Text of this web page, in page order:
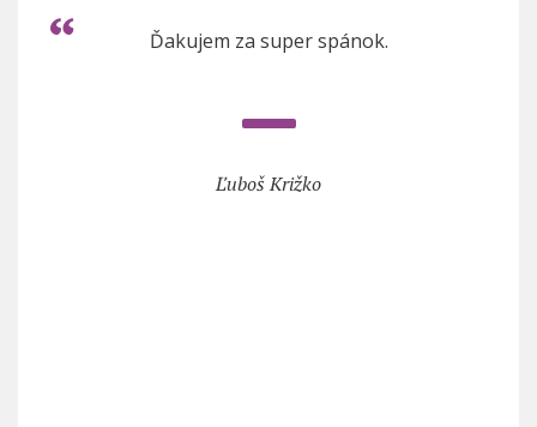
Ďakujem za super spánok.
Ľuboš Križko